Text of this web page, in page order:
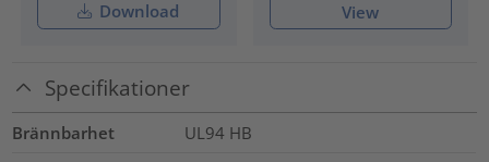
Download View
Specifikationer
Brännbarhet
UL94 HB